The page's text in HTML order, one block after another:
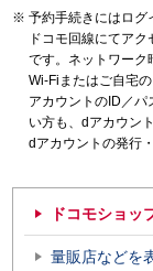
予約手続きにはログ
ドコモ回線にてア
です。ネットワーク
Wi-Fiまたはご自宅
アカウントのID／パ
い方も、dアカウン
dアカウントの発行
ドコモショッ
量販店などを